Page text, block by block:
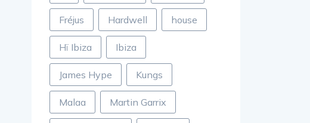
Fréjus Hardwell house
Hï Ibiza Ibiza
James Hype Kungs
Malaa Martin Garrix